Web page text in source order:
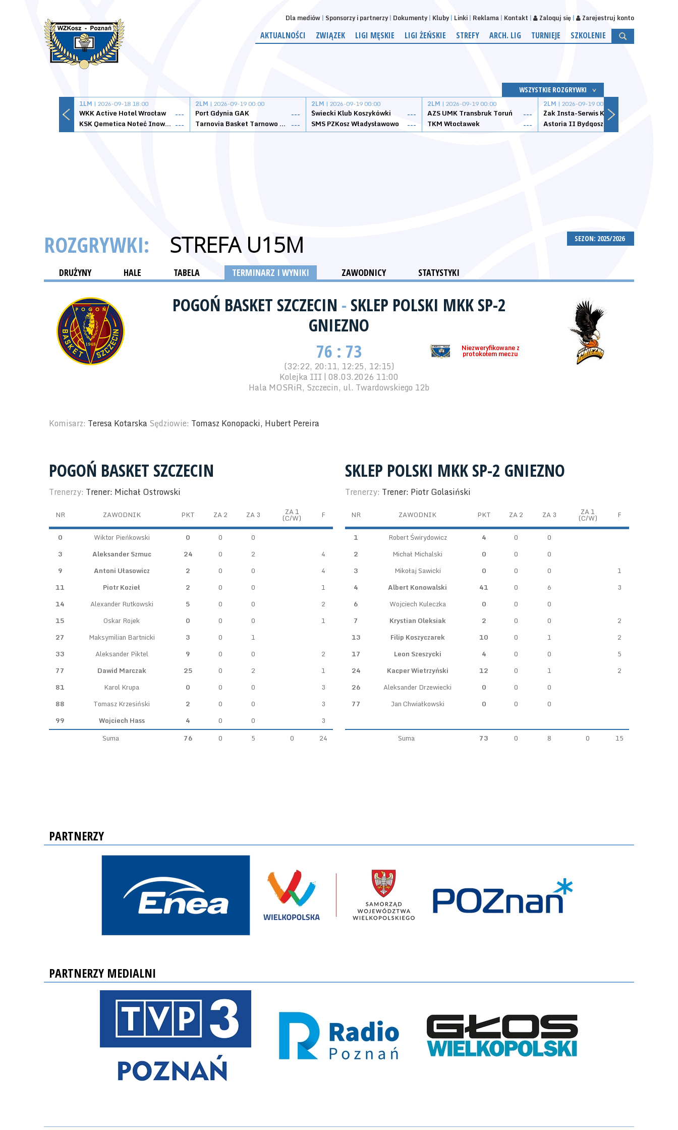
Dla mediów Sponsorzy i partnerzy Dokumenty Kluby Linki Reklama Kontakt Zaloguj się Zarejestruj konto
AKTUALNOŚCI ZWIĄZEK LIGI MĘSKIE LIGI ŻEŃSKIE STREFY ARCH. LIG TURNIEJE SZKOLENIE
WSZYSTKIE ROZGRYWKI
1LM | 2026-09-18 18:00
WKK Active Hotel Wrocław
---
KSK Qemetica Noteć Inowrocław ---
2LM | 2026-09-19 00:00
Port Gdynia GAK
---
Tarnovia Basket Tarnowo Podgórne ---
2LM | 2026-09-19 00:00
Świecki Klub Koszykówki
---
SMS PZKosz Władysławowo
---
2LM | 2026-09-19 00:00
AZS UMK Transbruk Toruń
---
TKM Włocławek
---
2LM | 2026-09-19 00:00
Żak Insta-Serwis Koszalin
Astoria II Bydgoszcz
SEZON: 2025/2026
ROZGRYWKI: STREFA U15M
DRUŻYNY HALE TABELA TERMINARZ I WYNIKI ZAWODNICY STATYSTYKI
POGOŃ BASKET SZCZECIN - SKLEP POLSKI MKK SP-2
GNIEZNO
Niezweryfikowane z
protokołem meczu
76 : 73
(32:22, 20:11, 12:25, 12:15)
Kolejka III | 08.03.2026 11:00
Hala MOSRiR, Szczecin, ul. Twardowskiego 12b
Komisarz: Teresa Kotarska Sędziowie: Tomasz Konopacki, Hubert Pereira
POGOŃ BASKET SZCZECIN
Trenerzy: Trener: Michał Ostrowski
NR ZAWODNIK PKT ZA 2 ZA 3 ZA 1
(C/W) F
0 Wiktor Pieńkowski 0 0
0
3
Aleksander Szmuc 24 0 2
4
9
Antoni Ułasowicz 2 0 0
4
11
Piotr Kozieł 2 0 0
1
14
Alexander Rutkowski 5 0 0
2
15
Oskar Rojek 0 0 0
1
27
Maksymilian Bartnicki 3 0
1
33
Aleksander Piktel 9 0 0
2
77
Dawid Marczak 25 0 2
1
81
Karol Krupa 0 0 0
3
88
Tomasz Krzesiński 2 0 0
3
99
Wojciech Hass 4 0 0
3
Suma
76 0 5 0 24
SKLEP POLSKI MKK SP-2 GNIEZNO
Trenerzy: Trener: Piotr Golasiński
NR ZAWODNIK PKT ZA 2 ZA 3 ZA 1
(C/W) F
1 Robert Świrydowicz 4 0
0
2
Michał Michalski 0 0
0
3
Mikołaj Sawicki 0 0 0
1
4
Albert Konowalski 41 0 6
3
6
Wojciech Kuleczka 0 0
0
7
Krystian Oleksiak 2 0 0
2
13
Filip Koszyczarek 10 0 1
2
17
Leon Szeszycki 4 0 0
5
24
Kacper Wietrzyński 12 0 1
2
26
Aleksander Drzewiecki 0 0
0
77
Jan Chwiałkowski 0 0 0
Suma 73 0 8 0 15
PARTNERZY
PARTNERZY MEDIALNI